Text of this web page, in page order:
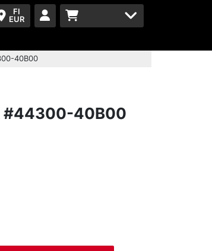
FI
EUR
40B00
#44300-40B00